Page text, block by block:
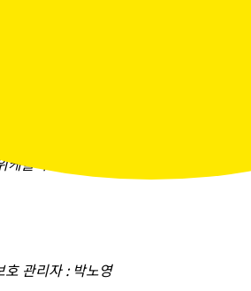
슬타워)
관리자 : 박노영